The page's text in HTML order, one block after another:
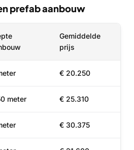
prefab aanbouw
Gemiddelde
prijs
€ 20.250
meter € 25.310
€ 30.375